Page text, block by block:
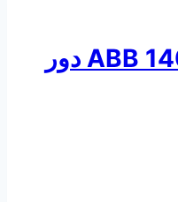
الکتروموتور ABB 1400 دور